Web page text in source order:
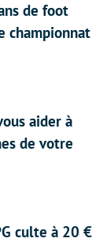
de foot
championnat
aider à
de votre
culte à 20 €